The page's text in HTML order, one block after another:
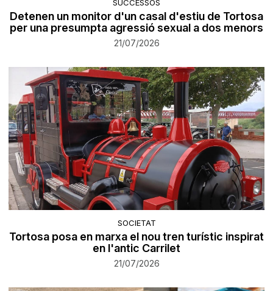
SUCCESSOS
Detenen un monitor d'un casal d'estiu de Tortosa
per una presumpta agressió sexual a dos menors
21/07/2026
SOCIETAT
Tortosa posa en marxa el nou tren turístic inspirat
en l'antic Carrilet
21/07/2026